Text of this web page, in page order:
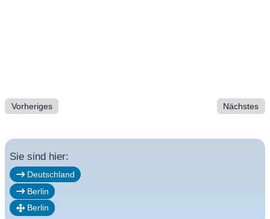
Vorheriges Nächstes
Sie sind hier:
Deutschland
Berlin
Berlin